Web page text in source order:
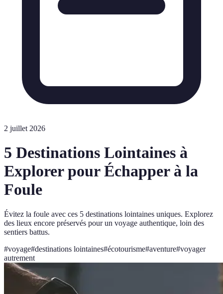
2 juillet 2026
5 Destinations Lointaines à
Explorer pour Échapper à la
Foule
Évitez la foule avec ces 5 destinations lointaines uniques. Explorez
des lieux encore préservés pour un voyage authentique, loin des
sentiers battus.
#voyage#destinations lointaines#écotourisme#aventure#voyager
autrement